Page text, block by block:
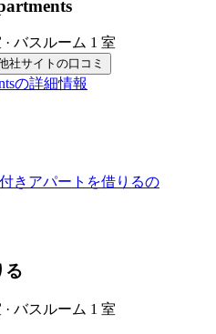
バスルーム 1 室
社サイトの口コミ
の詳細情報
きアパートを借りるの
る
バスルーム 1 室